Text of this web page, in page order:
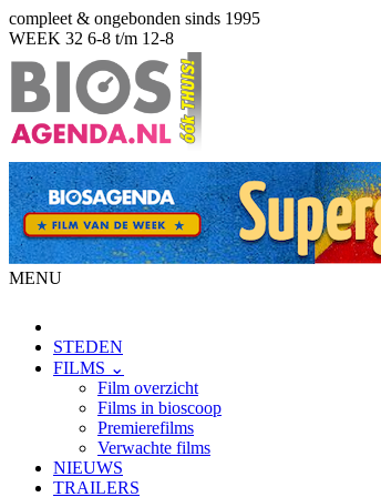
compleet & ongebonden sinds 1995
WEEK 32 6-8 t/m 12-8
MENU
STEDEN
FILMS ⌄
Film overzicht
Films in bioscoop
Premierefilms
Verwachte films
NIEUWS
TRAILERS